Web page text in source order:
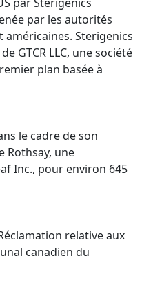
par les autorités
Sterigenics
GTCR LLC, une société
plan basée à
le cadre de son
Rothsay, une
Inc., pour environ 645
relative aux
canadien du